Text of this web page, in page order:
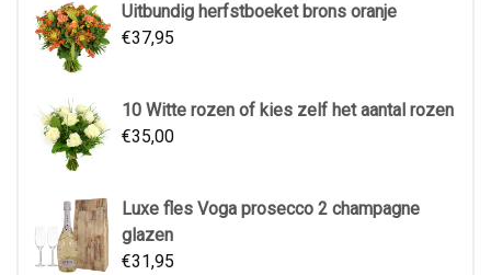
Uitbundig herfstboeket brons oranje
€37,95
10 Witte rozen of kies zelf het aantal rozen
€35,00
Luxe fles Voga prosecco 2 champagne
glazen
€31,95